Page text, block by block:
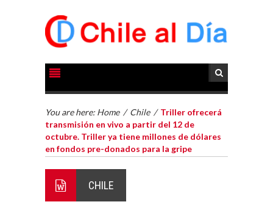
You are here: Home / Chile / Triller ofrecerá
transmisión en vivo a partir del 12 de
octubre. Triller ya tiene millones de dólares
en fondos pre-donados para la gripe
CHILE